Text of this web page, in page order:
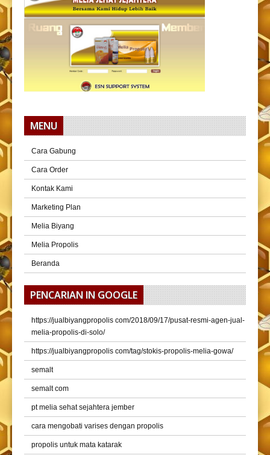
MENU
Cara Gabung
Cara Order
Kontak Kami
Marketing Plan
Melia Biyang
Melia Propolis
Beranda
PENCARIAN IN GOOGLE
https://jualbiyangpropolis com/2018/09/17/pusat-resmi-agen-jual-
melia-propolis-di-solo/
https://jualbiyangpropolis com/tag/stokis-propolis-melia-gowa/
semalt
semalt com
pt melia sehat sejahtera jember
cara mengobati varises dengan propolis
propolis untuk mata katarak